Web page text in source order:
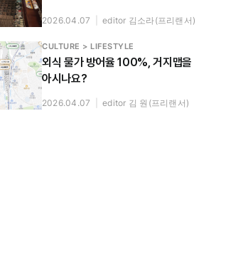
2026.04.07 editor 김소라(프리랜서)
CULTURE > LIFESTYLE
외식 물가 방어율 100%, 거지맵을
아시나요?
2026.04.07 editor 김 원(프리랜서)